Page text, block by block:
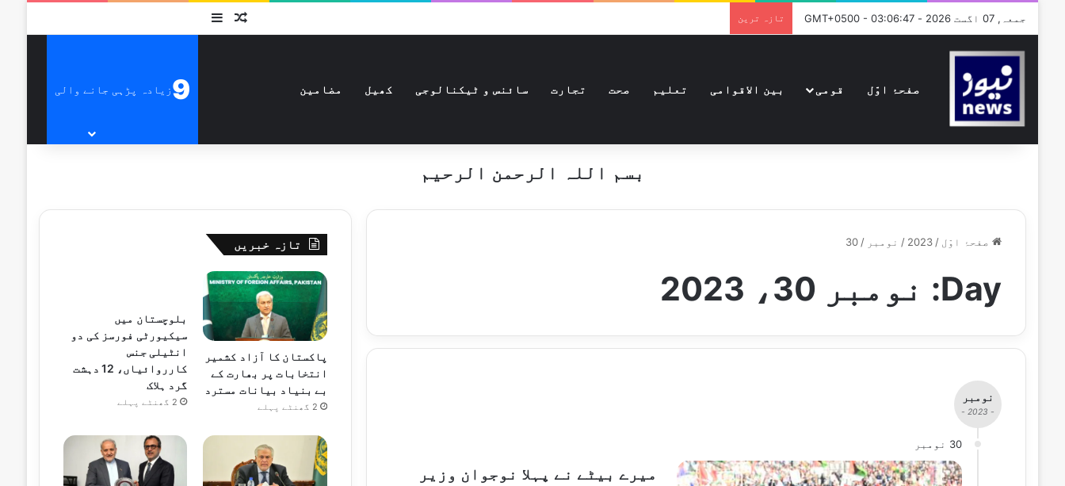
جمعہ, 07 اگست 2026 - GMT+0500 - 03:06:47 تازہ ترین متفرق
صفحۂ اوّل قومی بین الاقوامی تعلیم صحت تجارت سائنس و ٹیکنالوجی کھیل مضامین 9زیادہ پڑہی جانے والی
بسم اللہ الرحمن الرحیم
صفحۂ اوّل /
2023
/ نومبر /
30
Day: نومبر 30، 2023
نومبر
- 2023 -
30 نومبر
میرے بیٹے نے پہلا نوجوان وزیر
تازہ خبریں
پاکستان کا آزاد کشمیر
انتخابات پر بھارت کے
بے بنیاد بیانات مسترد
2 گھنٹے پہلے
بلوچستان میں
سیکیورٹی فورسز کی دو
انٹیلی جنس
کارروائیاں، 12 دہشت
گرد ہلاک
2 گھنٹے پہلے